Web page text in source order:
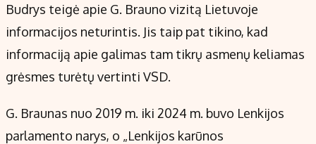
Budrys teigė apie G. Brauno vizitą Lietuvoje
informacijos neturintis. Jis taip pat tikino, kad
informaciją apie galimas tam tikrų asmenų keliamas
grėsmes turėtų vertinti VSD.
G. Braunas nuo 2019 m. iki 2024 m. buvo Lenkijos
parlamento narys, o „Lenkijos karūnos